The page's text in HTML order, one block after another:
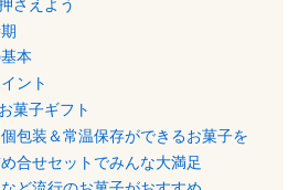
さえよう
本
ント
菓子ギフト
包装＆常温保存ができるお菓子を
合せセットでみんな大満足